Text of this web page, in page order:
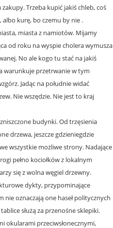
Trzeba kupić jakiś chleb, coś
albo kurę, bo czemu by nie .
miasta z namiotów. Mijamy
od roku na wyspie cholera wymusza
No ale kogo tu stać na jakiś
warunkuje przetrwanie w tym
Jadąc na południe widać
Nie wszędzie. Nie jest to kraj
budynki. Od trzęsienia
drzewa, jeszcze gdzieniegdzie
wszystkie możliwe strony. Nadające
pełno kociołków z lokalnym
się z wolna węgiel drzewny.
dykty, przypominające
oznaczają one haseł politycznych
służą za przenośne sklepiki.
okularami przeciwsłonecznymi,